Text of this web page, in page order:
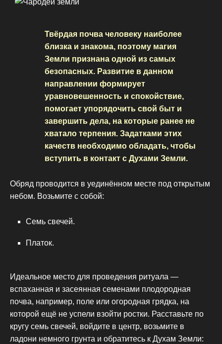
Твёрдая почва человеку наиболее
близка и знакома, поэтому магия
Земли признана одной из самых
безопасных. Развитие в данном
направлении формирует
уравновешенность и спокойствие,
помогает упорядочить свой быт и
завершить дела, на которые ранее не
хватало терпения. Задатками этих
качеств необходимо обладать, чтобы
вступить в контакт с Духами Земли.
Обряд проводится в уединённом месте под открытым
небом. Возьмите с собой:
Семь свечей.
Платок.
Идеальное место для проведения ритуала —
вспаханная и засеянная семенами плодородная
почва, например, поле или огородная грядка, на
которой ещё не успели взойти ростки. Расставьте по
кругу семь свечей, войдите в центр, возьмите в
ладони немного грунта и обратитесь к Духам Земли: